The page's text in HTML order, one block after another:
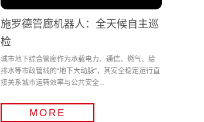
施罗德管廊机器人：全天候自主巡
检
城市地下综合管廊作为承载电力、通信、燃气、给
排水等市政管线的“地下大动脉”，其安全稳定运行直
接关系城市运转效率与公共安全...
MORE